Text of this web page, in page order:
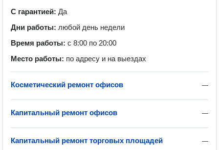
С гарантией: Да
Дни работы: любой день недели
Время работы: с 8:00 по 20:00
Место работы: по адресу и на выездах
—
Косметический ремонт офисов
—
Капитальный ремонт офисов
—
Капитальный ремонт торговых площадей